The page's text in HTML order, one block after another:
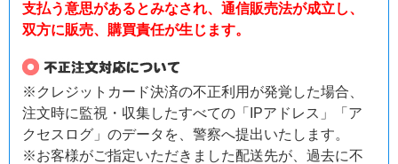
支払う意思があるとみなされ、通信販売法が成立し、
双方に販売、購買責任が生じます。
※クレジットカード決済の不正利用が発覚した場合、
注文時に監視・収集したすべての「IPアドレス」「ア
クセスログ」のデータを、警察へ提出いたします。
※お客様がご指定いただきました配送先が、過去に不